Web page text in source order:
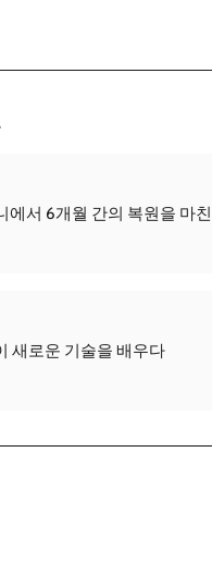
에서 6개월 간의 복원을 마
새로운 기술을 배우다